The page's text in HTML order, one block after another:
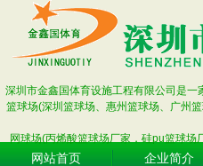
深圳市金鑫国体育设施工程有限公司是
篮球场(深圳篮球场、惠州篮球场、广州
网球场(丙烯酸篮球场厂家，硅pu篮球
网站首页 企业简介